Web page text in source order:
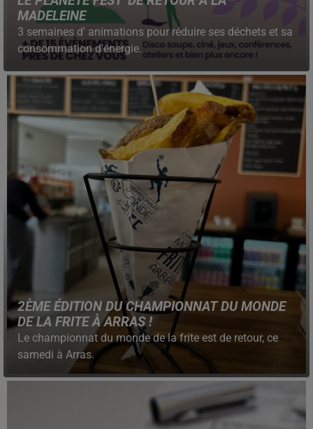
MADELEINE
3 semaines d' animations pour réduire ses déchets et sa
consommation d'énergie.
2ÈME ÉDITION DU CHAMPIONNAT DU MONDE
DE LA FRITE À ARRAS !
Le championnat du monde de la frite est de retour, ce
samedi à Arras.